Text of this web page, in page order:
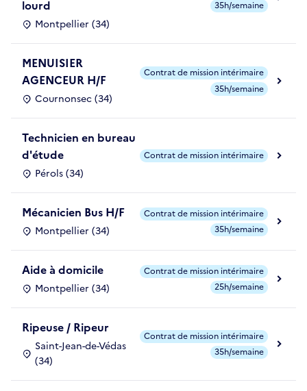
lourd
Montpellier (34)
35h/semaine
MENUISIER
AGENCEUR H/F
Cournonsec (34)
Contrat de mission intérimaire
35h/semaine
Technicien en bureau
d'étude
Pérols (34)
Contrat de mission intérimaire
Mécanicien Bus H/F
Montpellier (34)
Contrat de mission intérimaire
35h/semaine
Aide à domicile
Montpellier (34)
Contrat de mission intérimaire
25h/semaine
Ripeuse / Ripeur
Saint-Jean-de-Védas
(34)
Contrat de mission intérimaire
35h/semaine